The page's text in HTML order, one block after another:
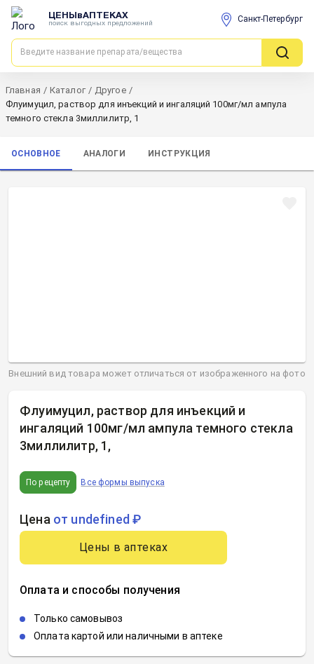
ЦЕНЫвАПТЕКАХ
поиск выгодных предложений Санкт-Петербург
Главная / Каталог / Другое /
Флуимуцил, раствор для инъекций и ингаляций 100мг/мл ампула
темного стекла 3миллилитр, 1
ОСНОВНОЕ АНАЛОГИ ИНСТРУКЦИЯ
Флуимуцил, раствор для инъекций и
ингаляций 100мг/мл ампула темного стекла
3миллилитр, 1 ,
По рецепту Все формы выпуска
Цена от undefined ₽
Цены в аптеках
Оплата и способы получения
Только самовывоз
Оплата картой или наличными в аптеке
Внешний вид товара может отличаться от изображенного на фото